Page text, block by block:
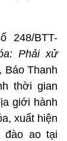
248/BTT-
Phải xử
Báo Thanh
thời gian
giới hành
xuất hiện
đào ao tại